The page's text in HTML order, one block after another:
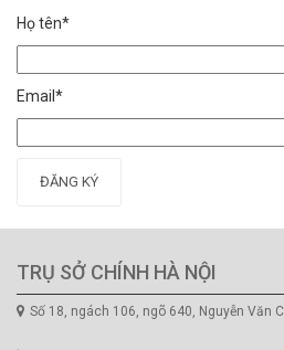
Họ tên*
Email*
ĐĂNG KÝ
TRỤ SỞ CHÍNH HÀ NỘI
Số 18, ngách 106, ngõ 640, Nguyễn Văn